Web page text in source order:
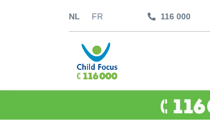
NL FR 116 000